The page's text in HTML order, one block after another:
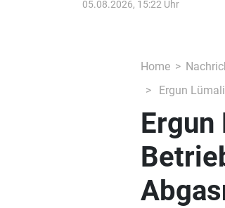
05.08.2026, 15:22 Uhr
Home
Ergun